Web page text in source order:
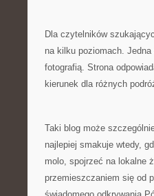
Dla czytelników
na kilku poziomach.
fotografią. Strona
kierunek dla różnych
Taki blog może
najlepiej smakuje wtedy,
molo, spojrzeć na lokalne
przemieszczaniem się od